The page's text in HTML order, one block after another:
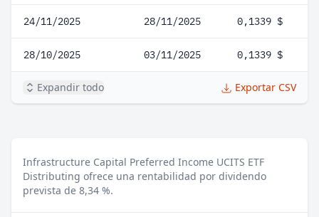
24/11/2025 28/11/2025 0,1339 $
28/10/2025 03/11/2025 0,1339 $
Expandir todo Exportar CSV
Infrastructure Capital Preferred Income UCITS ETF
Distributing ofrece una rentabilidad por dividendo
prevista de 8,34 %.